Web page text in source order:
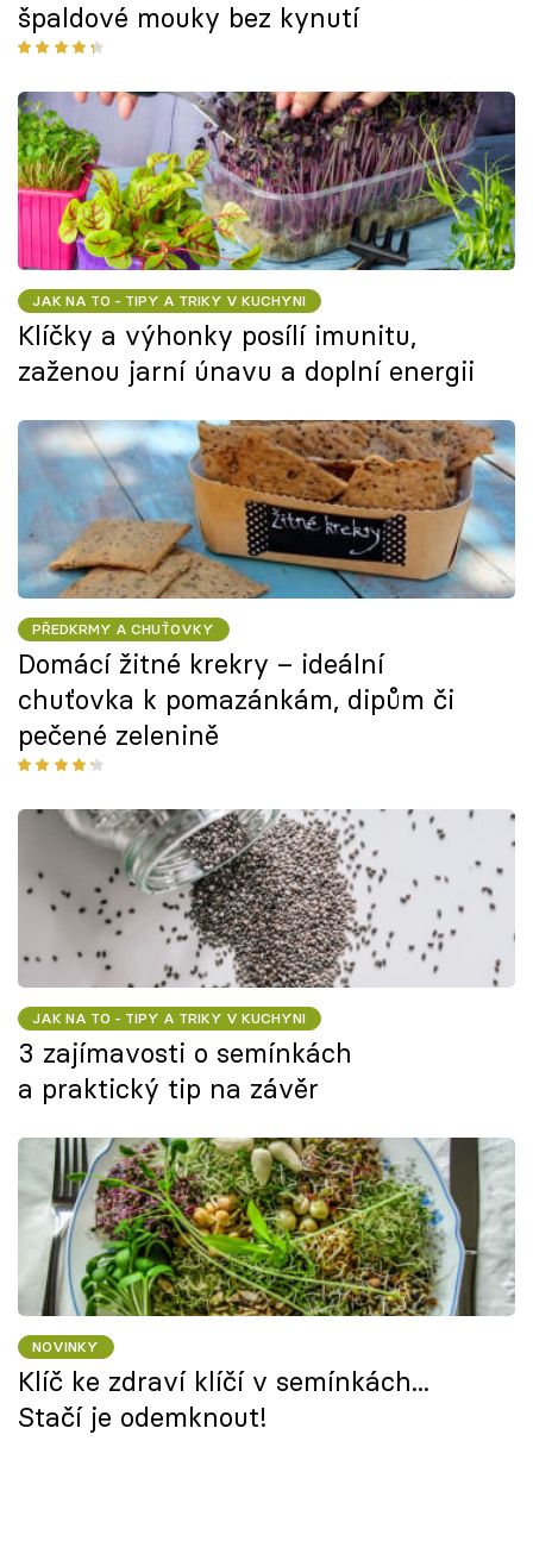
špaldové mouky bez kynutí
JAK NA TO - TIPY A TRIKY V KUCHYNI
Klíčky a výhonky posílí imunitu,
zaženou jarní únavu a doplní energii
PŘEDKRMY A CHUŤOVKY
Domácí žitné krekry – ideální
chuťovka k pomazánkám, dipům či
pečené zelenině
JAK NA TO - TIPY A TRIKY V KUCHYNI
3 zajímavosti o semínkách
a praktický tip na závěr
NOVINKY
Klíč ke zdraví klíčí v semínkách...
Stačí je odemknout!